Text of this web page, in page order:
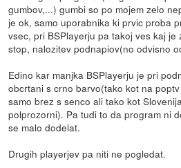
gumbov,...) gumbi so po mojem zelo
je ok, samo uporabnika ki prvic proba
vsec, pri BSPlayerju pa takoj ves kaj je
stop, nalozitev podnapiov(no odvisno
Edino kar manjka BSPlayerju je pri
obcrtani s crno barvo(tako kot na
samo brez s senco ali tako kot
polprozorni). Pa tudi to da program ni
se malo dodelat.
Drugih playerjev pa niti ne pogledat.